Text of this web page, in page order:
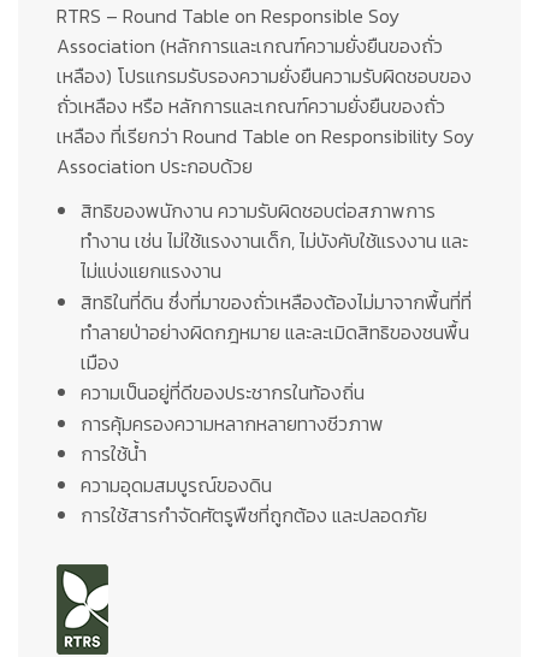
RTRS – Round Table on Responsible Soy
Association (หลักการและเกณฑ์ความยั่งยืนของถั่ว
เหลือง) โปรแกรมรับรองความยั่งยืนความรับผิดชอบของ
ถั่วเหลือง หรือ หลักการและเกณฑ์ความยั่งยืนของถั่ว
เหลือง ที่เรียกว่า Round Table on Responsibility Soy
Association ประกอบด้วย
สิทธิของพนักงาน ความรับผิดชอบต่อสภาพการ
ทำงาน เช่น ไม่ใช้แรงงานเด็ก, ไม่บังคับใช้แรงงาน และ
ไม่แบ่งแยกแรงงาน
สิทธิในที่ดิน ซึ่งที่มาของถั่วเหลืองต้องไม่มาจากพื้นที่ที่
ทำลายป่าอย่างผิดกฎหมาย และละเมิดสิทธิของชนพื้น
เมือง
ความเป็นอยู่ที่ดีของประชากรในท้องถิ่น
การคุ้มครองความหลากหลายทางชีวภาพ
การใช้น้ำ
ความอุดมสมบูรณ์ของดิน
การใช้สารกำจัดศัตรูพืชที่ถูกต้อง และปลอดภัย